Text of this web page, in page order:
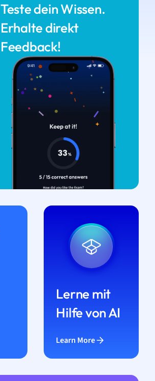
Teste dein Wissen.
Erhalte direkt
Feedback!
Lerne mit
Hilfe von AI
Learn More